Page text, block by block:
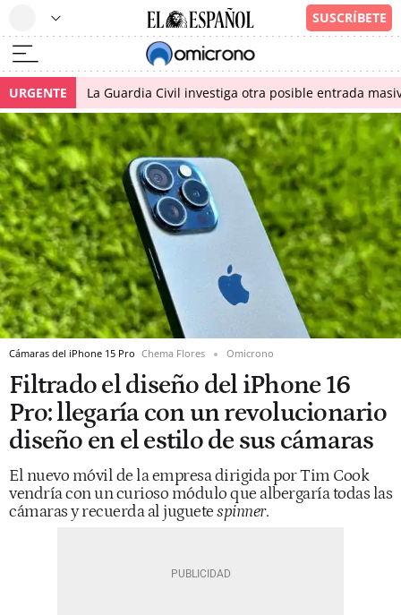
URGENTE La Guardia Civil investiga otra posible entrada
Cámaras del iPhone 15 Pro Chema Flores Omicrono
Filtrado el diseño del iPhone 16
Pro: llegaría con un revolucionario
diseño en el estilo de sus cámaras
El nuevo móvil de la empresa dirigida por Tim Cook
vendría con un curioso módulo que albergaría todas las
cámaras y recuerda al juguetespinner.